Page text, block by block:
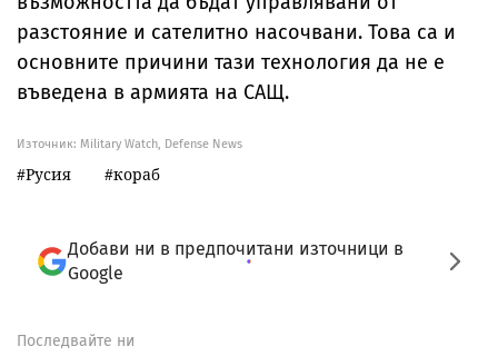
разстояние и сателитно насочвани. Това са и
основните причини тази технология да не е
въведена в армията на САЩ.
Източник: Military Watch, Defense News
Русия кораб
Добави ни в предпочитани източници в
Google
Последвайте ни